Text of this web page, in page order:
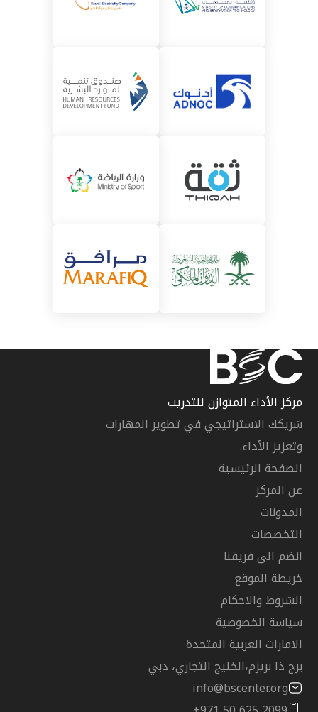
مركز الأداء المتوازن للتدريب
شريكك الاستراتيجي في تطوير المهارات
وتعزيز الأداء.
الصفحة الرئيسية
عن المركز
المدونات
التخصصات
انضم الى فريقنا
خريطة الموقع
الشروط والاحكام
سياسة الخصوصية
الامارات العربية المتحدة
برج ذا بريزم،الخليج التجاري، دبي
info@bscenter.org